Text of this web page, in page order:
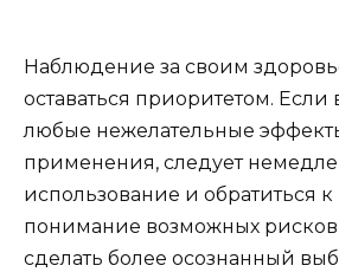
Наблюдение за своим
оставаться приоритетом. Если
любые нежелательные
применения, следует
использование и обратиться к
понимание возможных рисков
сделать более осознанный